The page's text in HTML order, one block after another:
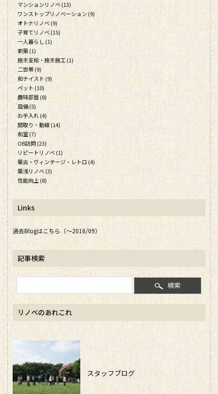
マンションリノベ (13)
ワンストップリノベーション (9)
オトナリノベ (9)
子育てリノベ (15)
一人暮らし (1)
新築 (1)
施主支給・施主施工 (1)
二世帯 (9)
和テイスト (9)
ペット (10)
趣味部屋 (8)
設備 (5)
お手入れ (4)
間取り・動線 (14)
和室 (7)
OB訪問 (23)
リピートリノベ (1)
築古・ヴィンテージ・レトロ (4)
築浅リノベ (3)
性能向上 (8)
Links
過去Blogはこちら（～2016/09）
記事検索
検索
リノベのあれこれ
スタッフブログ